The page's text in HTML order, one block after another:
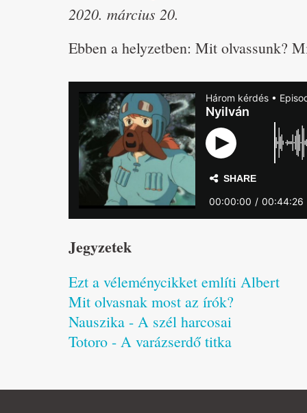
2020. március 20.
Ebben a helyzetben: Mit olvassunk?
Jegyzetek
Ezt a véleménycikket említi Albert
Mit olvasnak most az írók?
Nauszika - A szél harcosai
Totoro - A varázserdő titka